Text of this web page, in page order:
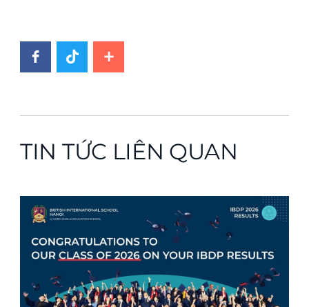
TIN TỨC LIÊN QUAN
News image